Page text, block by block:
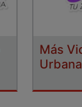
Más
Urbana